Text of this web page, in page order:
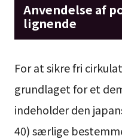
Anvendelse af
lignende
For at sikre fri
grundlaget for et
indeholder den
40) særlige